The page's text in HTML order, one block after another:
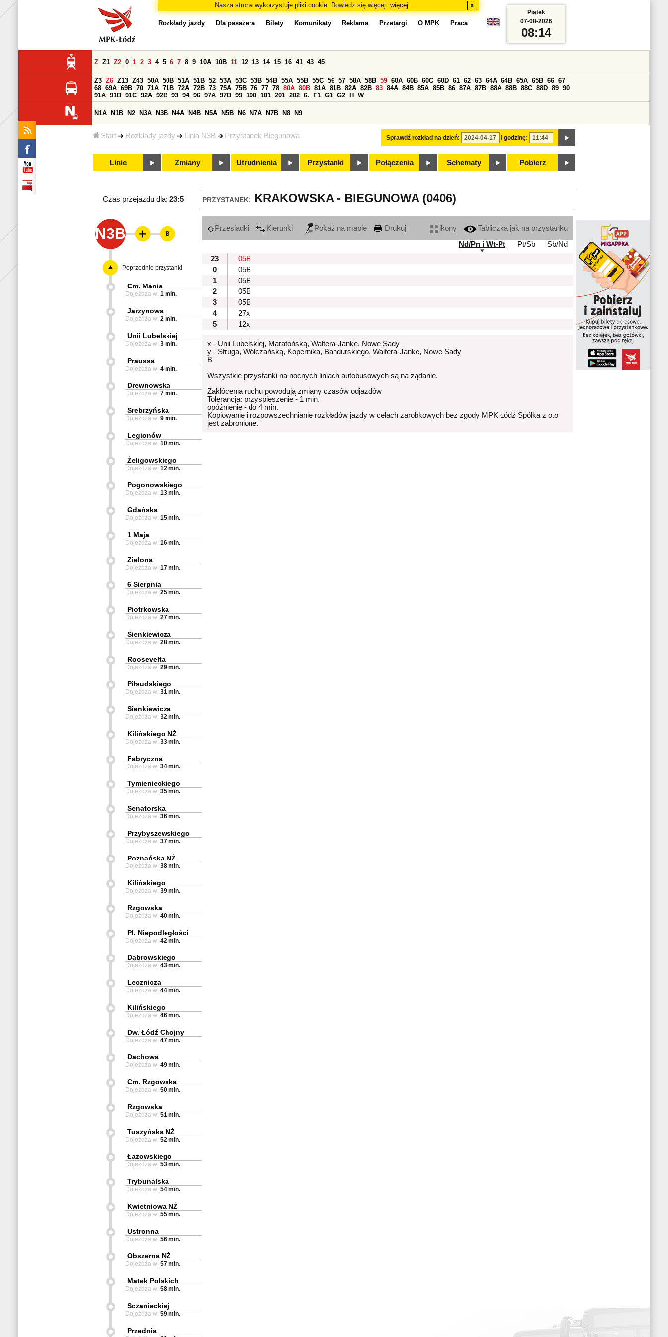
Nasza strona wykorzystuje pliki cookie. Dowiedz się więcej. więcej x
Start Rozkłady jazdy Linia N3B Przystanek Biegunowa
Rozkłady jazdy Dla pasażera Bilety Komunikaty Reklama Przetargi O MPK Praca
Sprawdź rozkład na dzień: i godzinę:
Z Z1 Z2 0 1 2 3 4 5 6 7 8 9 10A 10B 11 12 13 14 15 16 41 43 45
Z3 Z6 Z13 Z43 50A 50B 51A 51B 52 53A 53C 53B 54B 55A 55B 55C 56 57 58A 58B 59 60A 60B 60C 60D 61 62 63 64A 64B 65A 65B 66 67
68 69A 69B 70 71A 71B 72A 72B 73 75A 75B 76 77 78 80A 80B 81A 81B 82A 82B 83 84A 84B 85A 85B 86 87A 87B 88A 88B 88C 88D 89 90
91A 91B 91C 92A 92B 93 94 96 97A 97B 99 100 101 201 202 6. F1 G1 G2 H W
N1A N1B N2 N3A N3B N4A N4B N5A N5B N6 N7A N7B N8 N9
Linie Zmiany Utrudnienia Przystanki Połączenia Schematy Pobierz
Piątek
07-08-2026
08:14
PRZYSTANEK: KRAKOWSKA - BIEGUNOWA (0406)
Czas przejazdu dla: 23:5
N3B Przesiadki Kierunki Pokaż na mapie Drukuj ikony
Tabliczka jak na przystanku
Nd/Pn i Wt-Pt
Pt/Sb
Sb/Nd
23
05B
0
05B
1
05B
2
05B
3
05B
4
27x
5
12x
x - Unii Lubelskiej, Maratońską, Waltera-Janke, Nowe Sady
y - Struga, Wólczańską, Kopernika, Bandurskiego, Waltera-Janke, Nowe Sady
B
Wszystkie przystanki na nocnych liniach autobusowych są na żądanie.
Zakłócenia ruchu powodują zmiany czasów odjazdów
Tolerancja: przyspieszenie - 1 min.
opóźnienie - do 4 min.
Kopiowanie i rozpowszechnianie rozkładów jazdy w celach zarobkowych bez zgody MPK Łódź Spółka z o.o
jest zabronione.
B
Poprzednie przystanki
Cm. Mania
Dojeżdża w: 1 min.
Jarzynowa
Dojeżdża w: 2 min.
Unii Lubelskiej
Dojeżdża w: 3 min.
Praussa
Dojeżdża w: 4 min.
Drewnowska
Dojeżdża w: 7 min.
Srebrzyńska
Dojeżdża w: 9 min.
Legionów
Dojeżdża w: 10 min.
Żeligowskiego
Dojeżdża w: 12 min.
Pogonowskiego
Dojeżdża w: 13 min.
Gdańska
Dojeżdża w: 15 min.
1 Maja
Dojeżdża w: 16 min.
Zielona
Dojeżdża w: 17 min.
6 Sierpnia
Dojeżdża w: 25 min.
Piotrkowska
Dojeżdża w: 27 min.
Sienkiewicza
Dojeżdża w: 28 min.
Roosevelta
Dojeżdża w: 29 min.
Piłsudskiego
Dojeżdża w: 31 min.
Sienkiewicza
Dojeżdża w: 32 min.
Kilińskiego NŻ
Dojeżdża w: 33 min.
Fabryczna
Dojeżdża w: 34 min.
Tymienieckiego
Dojeżdża w: 35 min.
Senatorska
Dojeżdża w: 36 min.
Przybyszewskiego
Dojeżdża w: 37 min.
Poznańska NŻ
Dojeżdża w: 38 min.
Kilińskiego
Dojeżdża w: 39 min.
Rzgowska
Dojeżdża w: 40 min.
Pl. Niepodległości
Dojeżdża w: 42 min.
Dąbrowskiego
Dojeżdża w: 43 min.
Lecznicza
Dojeżdża w: 44 min.
Kilińskiego
Dojeżdża w: 46 min.
Dw. Łódź Chojny
Dojeżdża w: 47 min.
Dachowa
Dojeżdża w: 49 min.
Cm. Rzgowska
Dojeżdża w: 50 min.
Rzgowska
Dojeżdża w: 51 min.
Tuszyńska NŻ
Dojeżdża w: 52 min.
Łazowskiego
Dojeżdża w: 53 min.
Trybunalska
Dojeżdża w: 54 min.
Kwietniowa NŻ
Dojeżdża w: 55 min.
Ustronna
Dojeżdża w: 56 min.
Obszerna NŻ
Dojeżdża w: 57 min.
Matek Polskich
Dojeżdża w: 58 min.
Sczanieckiej
Dojeżdża w: 59 min.
Przednia